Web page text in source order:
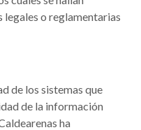
legales o reglamentarias
de los sistemas que
de la información
ha